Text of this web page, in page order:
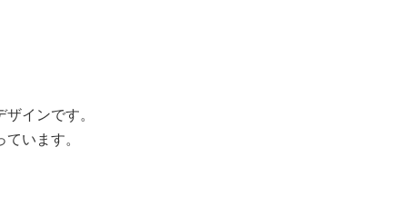
インです。
います。